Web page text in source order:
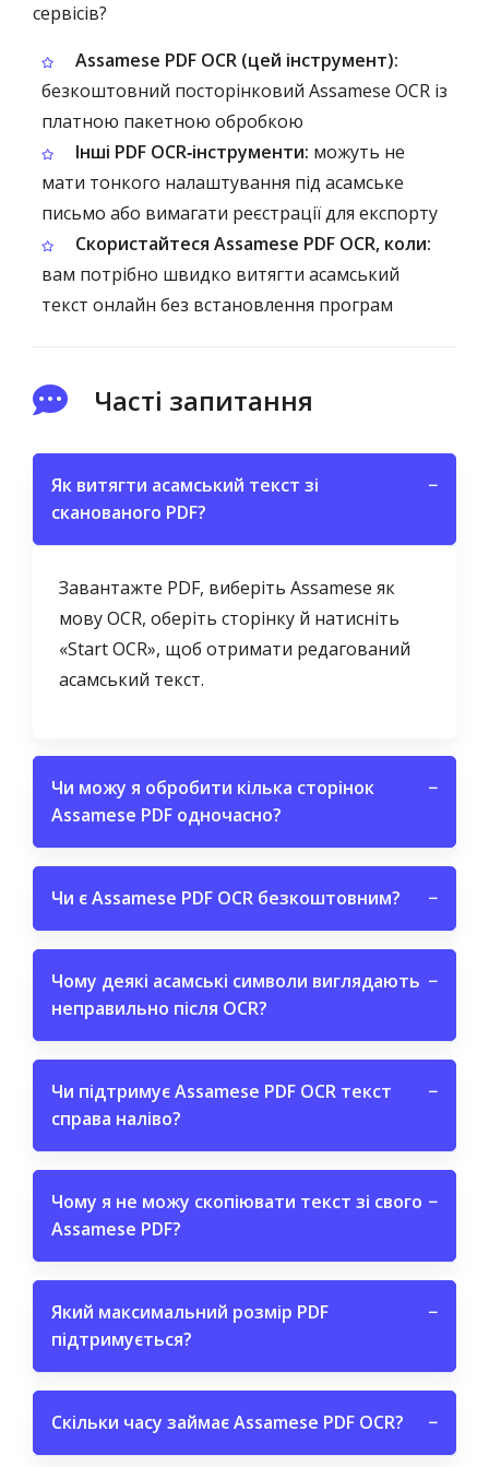
сервісів?
Assamese PDF OCR (цей інструмент):
безкоштовний посторінковий Assamese OCR із
платною пакетною обробкою
Інші PDF OCR‑інструменти: можуть не
мати тонкого налаштування під асамське
письмо або вимагати реєстрації для експорту
Скористайтеся Assamese PDF OCR, коли:
вам потрібно швидко витягти асамський
текст онлайн без встановлення програм
Часті запитання
Як витягти асамський текст зі
сканованого PDF?
−
Завантажте PDF, виберіть Assamese як
мову OCR, оберіть сторінку й натисніть
«Start OCR», щоб отримати редагований
асамський текст.
Чи можу я обробити кілька сторінок
Assamese PDF одночасно?
−
Чи є Assamese PDF OCR безкоштовним? −
Чому деякі асамські символи виглядають
неправильно після OCR?
−
Чи підтримує Assamese PDF OCR текст
справа наліво?
−
Чому я не можу скопіювати текст зі свого
Assamese PDF?
−
Який максимальний розмір PDF
підтримується?
−
Скільки часу займає Assamese PDF OCR? −